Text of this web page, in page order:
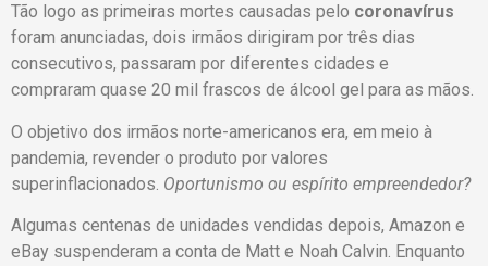
Tão logo as primeiras mortes causadas pelo coronavírus
foram anunciadas, dois irmãos dirigiram por três dias
consecutivos, passaram por diferentes cidades e
compraram quase 20 mil frascos de álcool gel para as mãos.
O objetivo dos irmãos norte-americanos era, em meio à
pandemia, revender o produto por valores
superinflacionados. Oportunismo ou espírito empreendedor?
Algumas centenas de unidades vendidas depois, Amazon e
eBay suspenderam a conta de Matt e Noah Calvin. Enquanto